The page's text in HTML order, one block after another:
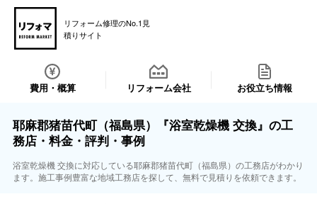
リフォーム修理のNo.1見
積りサイト
費用・概算 リフォーム会社 お役立ち情報
耶麻郡猪苗代町（福島県）『浴室乾燥機 交換』の工
務店・料金・評判・事例
浴室乾燥機 交換に対応している耶麻郡猪苗代町（福島県）の工務店がわかり
ます。施工事例豊富な地域工務店を探して、無料で見積りを依頼できます。